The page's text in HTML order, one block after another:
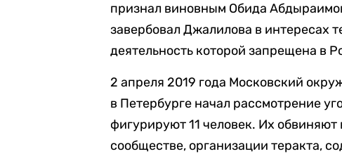
признал виновным Обида
завербовал Джалилова в интересах
деятельность которой запрещена в
2 апреля 2019 года Московский
в Петербурге начал рассмотрение
фигурируют 11 человек. Их
сообществе, организации теракта,